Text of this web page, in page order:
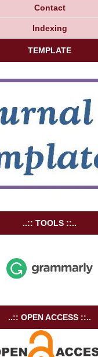
Contact
Indexing
TEMPLATE
..:: TOOLS ::..
..:: OPEN ACCESS ::..